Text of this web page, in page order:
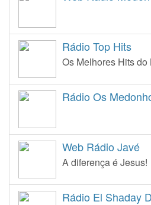
Rádio Top Hits
Os Melhores Hits do
Rádio Os
Web Rádio Javé
A diferença é Jesus!
Rádio El Shaday